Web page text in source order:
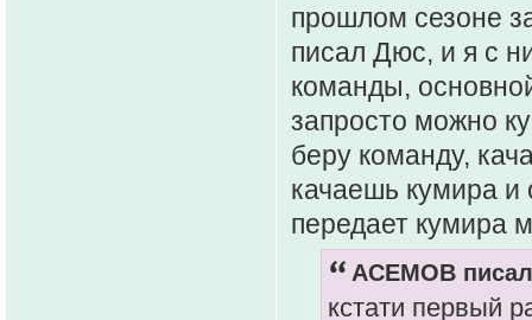
прошлом сезоне
писал Дюс, и я с
команды,
запросто можно
беру команду,
качаешь кумира
передает кумира
ACEMOB
кстати первый